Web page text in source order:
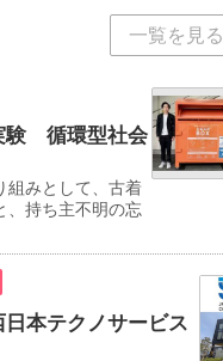
一覧を見る
験 循環型社会
みとして、古着
、持ち主不明の忘
本テクノサービス